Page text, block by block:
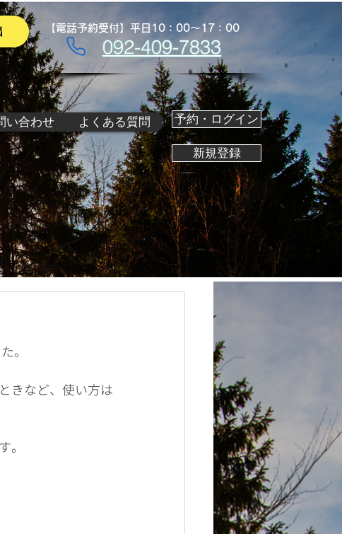
【電話予約受付】平日10：00～17：00
092-409-7833
い合わせ よくある質問 予約・ログイン
新規登録
。
きなど、使い方は